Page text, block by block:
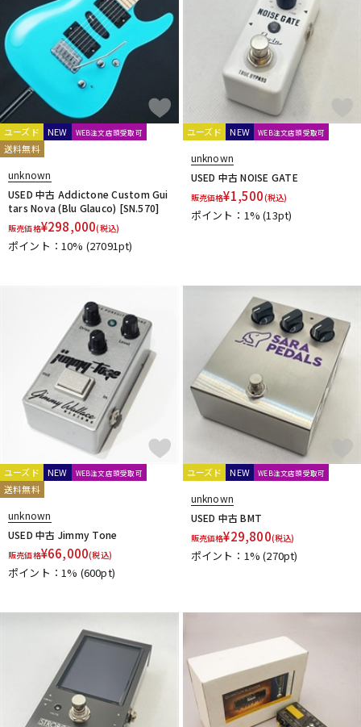
ユーズド NEW WEB注文店頭受取可
送料無料
unknown
USED 中古 Addictone Custom Gui
tars Nova (Blu Glauco) [SN.570]
販売価格¥298,000(税込)
ポイント：10% (27091pt)
ユーズド NEW WEB注文店頭受取可
unknown
USED 中古 NOISE GATE
販売価格¥1,500(税込)
ポイント：1%(13pt)
ユーズド NEW WEB注文店頭受取可
送料無料
unknown
USED 中古 Jimmy Tone
販売価格¥66,000(税込)
ポイント：1% (600pt)
ユーズド NEW WEB注文店頭受取可
unknown
USED 中古 BMT
販売価格¥29,800(税込)
ポイント：1%(270pt)